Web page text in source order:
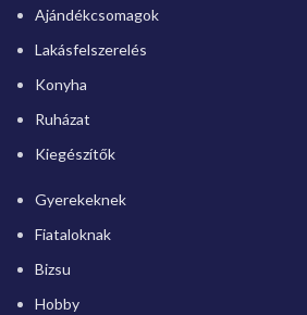
Ajándékcsomagok
Lakásfelszerelés
Konyha
Ruházat
Kiegészítők
Gyerekeknek
Fiataloknak
Bizsu
Hobby